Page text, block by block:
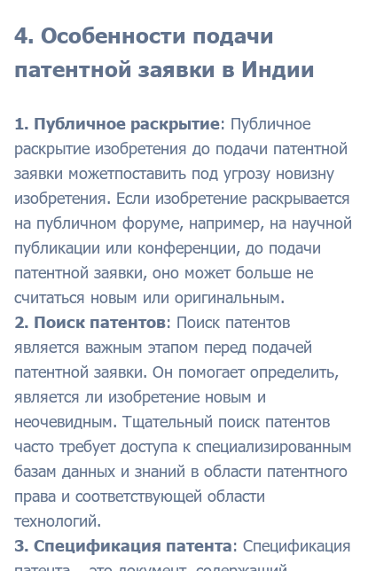
4. Особенности подачи
патентной заявки в Индии
1. Публичное раскрытие: Публичное
раскрытие изобретения до подачи патентной
заявки можетпоставить под угрозу новизну
изобретения. Если изобретение раскрывается
на публичном форуме, например, на научной
публикации или конференции, до подачи
патентной заявки, оно может больше не
считаться новым или оригинальным.
2. Поиск патентов: Поиск патентов
является важным этапом перед подачей
патентной заявки. Он помогает определить,
является ли изобретение новым и
неочевидным. Тщательный поиск патентов
часто требует доступа к специализированным
базам данных и знаний в области патентного
права и соответствующей области
технологий.
3. Спецификация патента: Спецификация